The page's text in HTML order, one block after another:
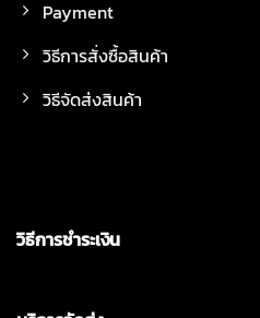
Payment
วิธีการสั่งซื้อสินค้า
วิธีจัดส่งสินค้า
วิธีการชำระเงิน